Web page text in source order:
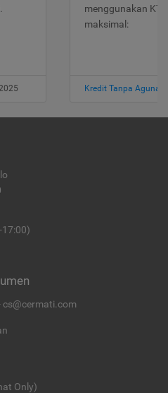
menggunakan
maksimal:
Kredit Tanpa Agunan
17:00)
cs@cermati.com
Only)